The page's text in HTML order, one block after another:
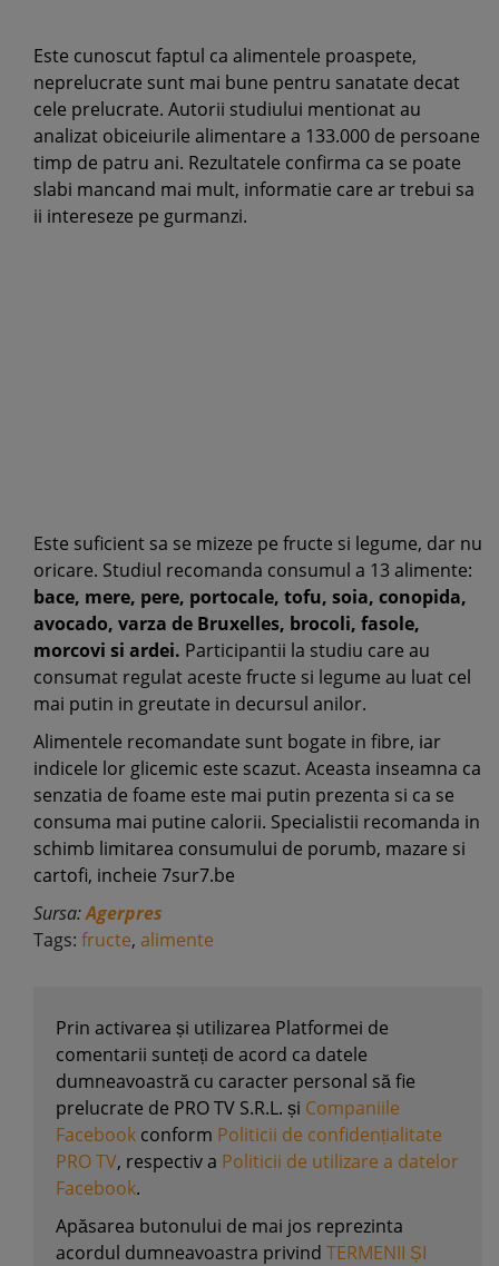
Este cunoscut faptul ca alimentele proaspete,
neprelucrate sunt mai bune pentru sanatate decat
cele prelucrate. Autorii studiului mentionat au
analizat obiceiurile alimentare a 133.000 de persoane
timp de patru ani. Rezultatele confirma ca se poate
slabi mancand mai mult, informatie care ar trebui sa
ii intereseze pe gurmanzi.
Este suficient sa se mizeze pe fructe si legume, dar nu
oricare. Studiul recomanda consumul a 13 alimente:
bace, mere, pere, portocale, tofu, soia, conopida,
avocado, varza de Bruxelles, brocoli, fasole,
morcovi si ardei. Participantii la studiu care au
consumat regulat aceste fructe si legume au luat cel
mai putin in greutate in decursul anilor.
Alimentele recomandate sunt bogate in fibre, iar
indicele lor glicemic este scazut. Aceasta inseamna ca
senzatia de foame este mai putin prezenta si ca se
consuma mai putine calorii. Specialistii recomanda in
schimb limitarea consumului de porumb, mazare si
cartofi, incheie 7sur7.be
Sursa:Agerpres
Tags: fructe, alimente
Prin activarea și utilizarea Platformei de
comentarii sunteți de acord ca datele
dumneavoastră cu caracter personal să fie
prelucrate de PRO TV S.R.L. și Companiile
Facebook conform Politicii de confidențialitate
PRO TV, respectiv a Politicii de utilizare a datelor
Facebook.
Apăsarea butonului de mai jos reprezinta
acordul dumneavoastra privind TERMENII ȘI